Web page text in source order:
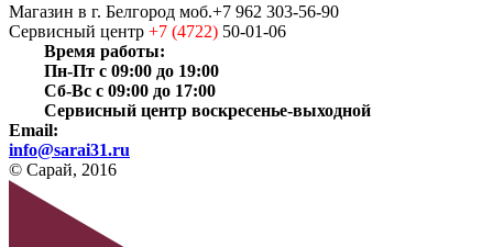
Магазин в г. Белгород моб.+7 962 303-56-90
Сервисный центр +7 (4722) 50-01-06
Время работы:
Пн-Пт с 09:00 до 19:00
Сб-Вс с 09:00 до 17:00
Сервисный центр воскресенье-выходной
Email:
info@sarai31.ru
© Сарай, 2016